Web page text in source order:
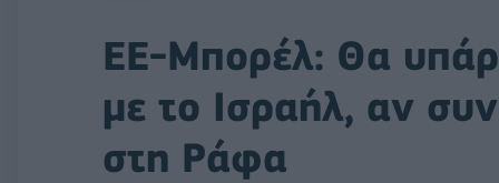
ΕΕ-Μπορέλ: Θα
με το Ισραήλ, αν
στη Ράφα